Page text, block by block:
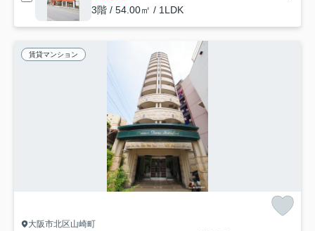
3階 / 54.00㎡ / 1LDK
賃貸マンション
大阪市北区山崎町